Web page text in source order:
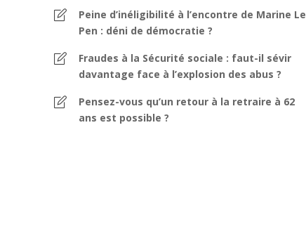
Peine d’inéligibilité à l’encontre de Marine Le
Pen : déni de démocratie ?
Fraudes à la Sécurité sociale : faut-il sévir
davantage face à l’explosion des abus ?
Pensez-vous qu’un retour à la retraire à 62
ans est possible ?